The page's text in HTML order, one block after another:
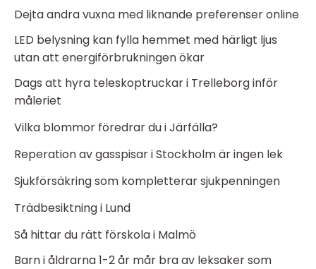
Dejta andra vuxna med liknande preferenser online
LED belysning kan fylla hemmet med härligt ljus
utan att energiförbrukningen ökar
Dags att hyra teleskoptruckar i Trelleborg inför
måleriet
Vilka blommor föredrar du i Järfälla?
Reperation av gasspisar i Stockholm är ingen lek
Sjukförsäkring som kompletterar sjukpenningen
Trädbesiktning i Lund
Så hittar du rätt förskola i Malmö
Barn i åldrarna 1-2 år mår bra av leksaker som